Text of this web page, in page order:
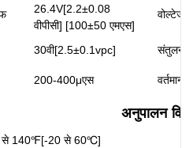
26.4V[2.2±0.08
वीपीसी] [100±50 एमएस]
वोल्टेज
30वी[2.5±0.1vpc] संतुलन
200-400μएस वर्तमान
अनुपालन
से 140℉[-20 से 60℃]